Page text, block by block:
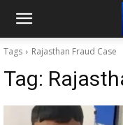
Tags Rajasthan Fraud Case
Tag: